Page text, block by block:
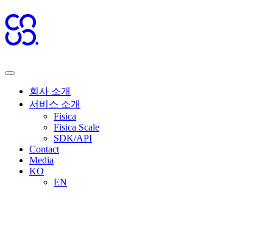
회사 소개
서비스 소개
Fisica
Fisica Scale
SDK/API
Contact
Media
KO
EN